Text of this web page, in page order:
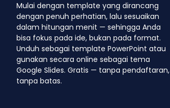
Mulai dengan template yang dirancang
dengan penuh perhatian, lalu sesuaikan
dalam hitungan menit — sehingga Anda
bisa fokus pada ide, bukan pada format.
Unduh sebagai template PowerPoint atau
gunakan secara online sebagai tema
Google Slides. Gratis — tanpa pendaftaran,
tanpa batas.